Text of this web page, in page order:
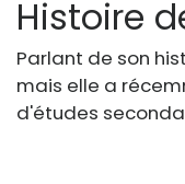
Histoire
Parlant de son
mais elle a
d'études